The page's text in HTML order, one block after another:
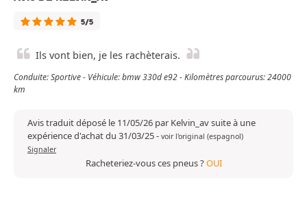
5/5
Ils vont bien, je les rachèterais.
Conduite: Sportive - Véhicule: bmw 330d e92 - Kilomètres parcourus: 24000
km
Avis traduit déposé le 11/05/26 par Kelvin_av suite à une
expérience d'achat du 31/03/25- voir l'original (espagnol)
Signaler
Racheteriez-vous ces pneus ?OUI